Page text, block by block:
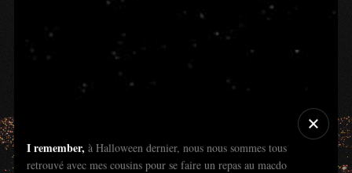
I remember, à Halloween dernier, nous nous sommes tous
retrouvé avec mes cousins pour se faire un repas au macdo